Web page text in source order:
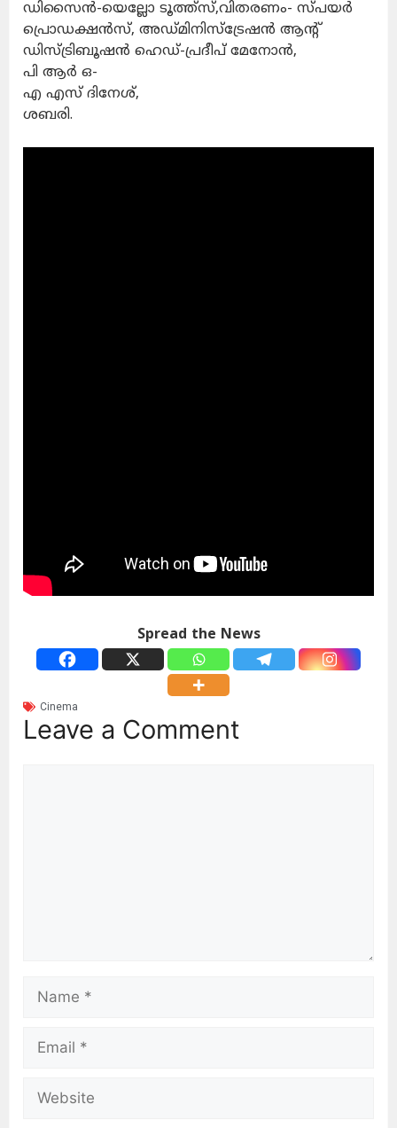
ഡിസൈൻ-യെല്ലോ ടൂത്ത്സ്,വിതരണം- സ്പയർ
പ്രൊഡക്ഷൻസ്, അഡ്മിനിസ്ട്രേഷൻ ആന്റ്
ഡിസ്ട്രിബൂഷൻ ഹെഡ്-പ്രദീപ് മേനോൻ,
പി ആർ ഒ-
എ എസ് ദിനേശ്,
ശബരി.
Spread the News
Cinema
Leave a Comment